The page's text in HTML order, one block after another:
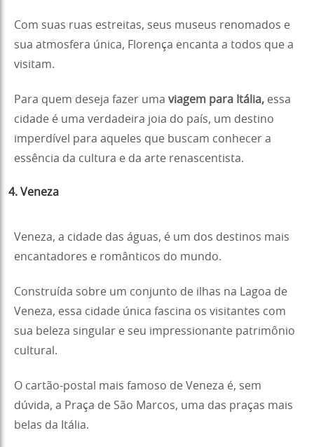
Com suas ruas estreitas, seus museus renomados e
sua atmosfera única, Florença encanta a todos que a
visitam.
Para quem deseja fazer uma viagem para Itália, essa
cidade é uma verdadeira joia do país, um destino
imperdível para aqueles que buscam conhecer a
essência da cultura e da arte renascentista.
4. Veneza
Veneza, a cidade das águas, é um dos destinos mais
encantadores e românticos do mundo.
Construída sobre um conjunto de ilhas na Lagoa de
Veneza, essa cidade única fascina os visitantes com
sua beleza singular e seu impressionante patrimônio
cultural.
O cartão-postal mais famoso de Veneza é, sem
dúvida, a Praça de São Marcos, uma das praças mais
belas da Itália.